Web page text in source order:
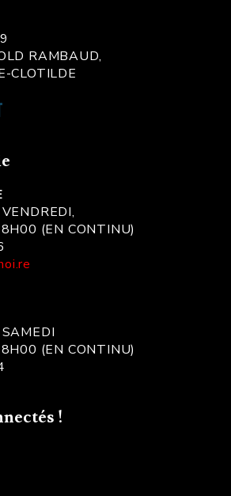
RAMBAUD,
CLOTILDE
(EN CONTINU)
(EN CONTINU)
!